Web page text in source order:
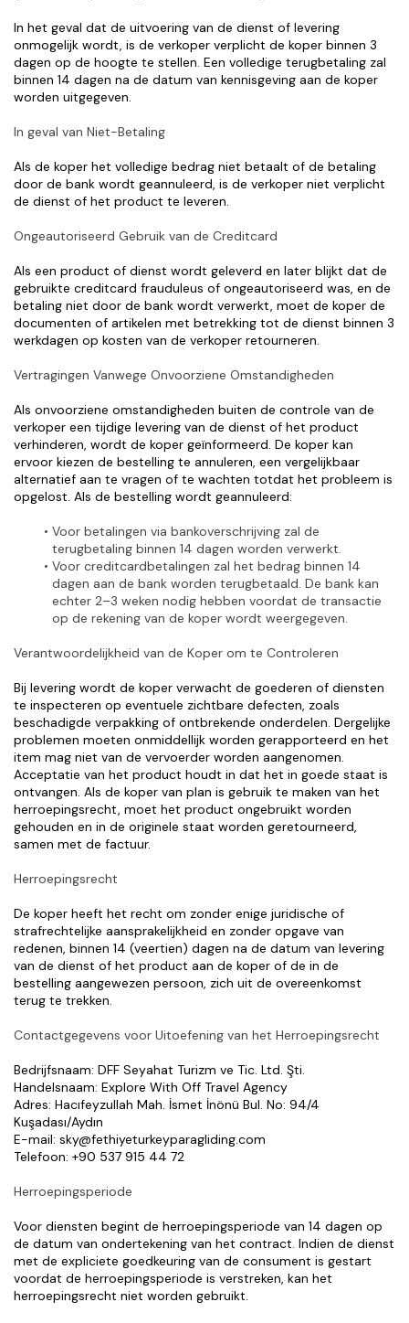
In het geval dat de uitvoering van de dienst of levering
onmogelijk wordt, is de verkoper verplicht de koper binnen 3
dagen op de hoogte te stellen. Een volledige terugbetaling zal
binnen 14 dagen na de datum van kennisgeving aan de koper
worden uitgegeven.
In geval van Niet-Betaling
Als de koper het volledige bedrag niet betaalt of de betaling
door de bank wordt geannuleerd, is de verkoper niet verplicht
de dienst of het product te leveren.
Ongeautoriseerd Gebruik van de Creditcard
Als een product of dienst wordt geleverd en later blijkt dat de
gebruikte creditcard frauduleus of ongeautoriseerd was, en de
betaling niet door de bank wordt verwerkt, moet de koper de
documenten of artikelen met betrekking tot de dienst binnen 3
werkdagen op kosten van de verkoper retourneren.
Vertragingen Vanwege Onvoorziene Omstandigheden
Als onvoorziene omstandigheden buiten de controle van de
verkoper een tijdige levering van de dienst of het product
verhinderen, wordt de koper geïnformeerd. De koper kan
ervoor kiezen de bestelling te annuleren, een vergelijkbaar
alternatief aan te vragen of te wachten totdat het probleem is
opgelost. Als de bestelling wordt geannuleerd:
Voor betalingen via bankoverschrijving zal de
terugbetaling binnen 14 dagen worden verwerkt.
Voor creditcardbetalingen zal het bedrag binnen 14
dagen aan de bank worden terugbetaald. De bank kan
echter 2–3 weken nodig hebben voordat de transactie
op de rekening van de koper wordt weergegeven.
Verantwoordelijkheid van de Koper om te Controleren
Bij levering wordt de koper verwacht de goederen of diensten
te inspecteren op eventuele zichtbare defecten, zoals
beschadigde verpakking of ontbrekende onderdelen. Dergelijke
problemen moeten onmiddellijk worden gerapporteerd en het
item mag niet van de vervoerder worden aangenomen.
Acceptatie van het product houdt in dat het in goede staat is
ontvangen. Als de koper van plan is gebruik te maken van het
herroepingsrecht, moet het product ongebruikt worden
gehouden en in de originele staat worden geretourneerd,
samen met de factuur.
Herroepingsrecht
De koper heeft het recht om zonder enige juridische of
strafrechtelijke aansprakelijkheid en zonder opgave van
redenen, binnen 14 (veertien) dagen na de datum van levering
van de dienst of het product aan de koper of de in de
bestelling aangewezen persoon, zich uit de overeenkomst
terug te trekken.
Contactgegevens voor Uitoefening van het Herroepingsrecht
Bedrijfsnaam: DFF Seyahat Turizm ve Tic. Ltd. Şti.
Handelsnaam: Explore With Off Travel Agency
Adres: Hacıfeyzullah Mah. İsmet İnönü Bul. No: 94/4
Kuşadası/Aydın
E-mail: sky@fethiyeturkeyparagliding.com
Telefoon: +90 537 915 44 72
Herroepingsperiode
Voor diensten begint de herroepingsperiode van 14 dagen op
de datum van ondertekening van het contract. Indien de dienst
met de expliciete goedkeuring van de consument is gestart
voordat de herroepingsperiode is verstreken, kan het
herroepingsrecht niet worden gebruikt.